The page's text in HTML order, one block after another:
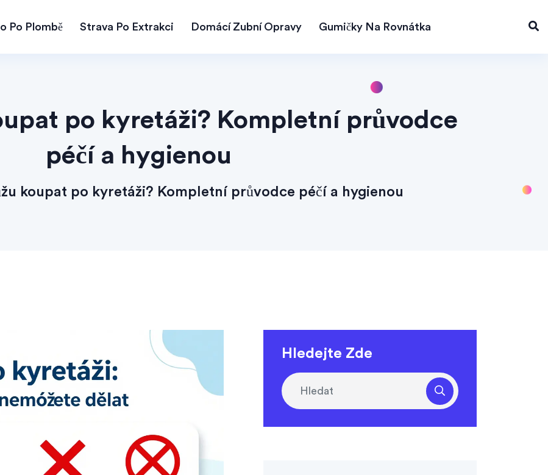
Po Plombě Strava Po Extrakci Domácí Zubní Opravy Gumičky Na Rovnátka
po kyretáži? Kompletní průvodce
péčí a hygienou
koupat po kyretáži? Kompletní průvodce péčí a hygienou
Hledejte Zde